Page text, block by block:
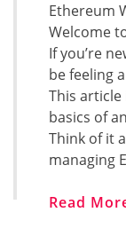
Ethereum
Welcome
If you’re
be feeling
This
basics of
Think of it
managing
Read